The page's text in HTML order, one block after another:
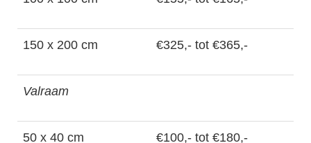
150 x 200 cm €325,- tot €365,-
Valraam
50 x 40 cm €100,- tot €180,-